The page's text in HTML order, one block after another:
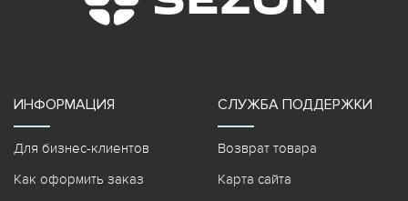
ИНФОРМАЦИЯ
Для бизнес-клиентов
Как оформить заказ
СЛУЖБА ПОДДЕРЖКИ
Возврат товара
Карта сайта